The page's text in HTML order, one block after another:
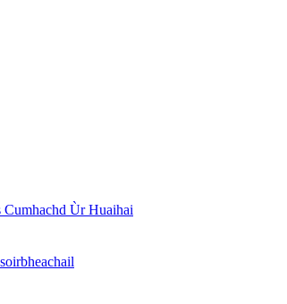
Cumhachd Ùr Huaihai